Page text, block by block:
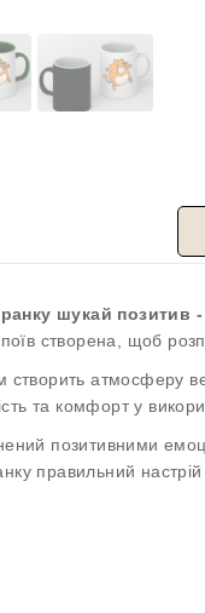
шукай
створена, щоб
атмосферу
та комфорт у
позитивними
правильний